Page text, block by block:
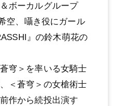
ボーカルグループ
空、囁き役にガール
』の鈴⽊萌花の
穹＞を率いる⼥騎⼠
＜蒼穹＞の⼥槍術⼠
作から続投出演す